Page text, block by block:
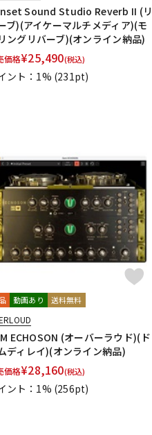
Sound Studio Reverb II (リ
ブ)(アイケーマルチメディア)(モ
ングリバーブ)(オンライン納品)
価格¥25,490(税込)
ント：1% (231pt)
動画あり 送料無料
ECHOSON (オーバーラウド)(ド
ディレイ)(オンライン納品)
価格¥28,160(税込)
ント：1% (256pt)